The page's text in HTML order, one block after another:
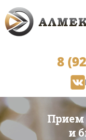
8
Прием
и